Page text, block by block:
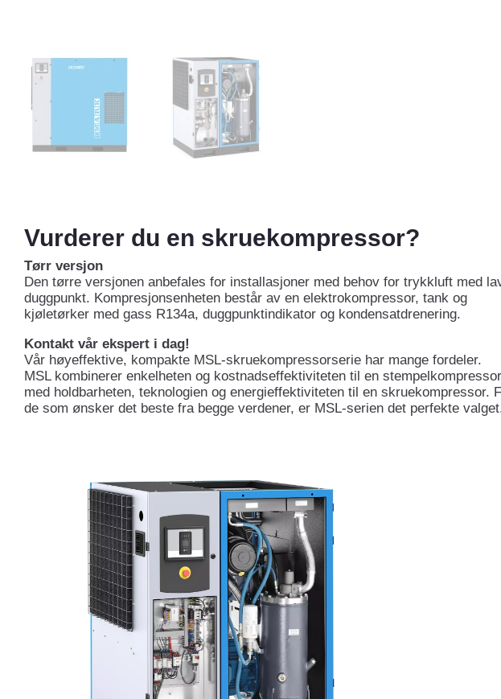
Vurderer du en skruekompressor?
Tørr versjon
Den tørre versjonen anbefales for installasjoner med behov for trykkluft med
duggpunkt. Kompresjonsenheten består av en elektrokompressor, tank og
kjøletørker med gass R134a, duggpunktindikator og kondensatdrenering.
Kontakt vår ekspert i dag!
Vår høyeffektive, kompakte MSL-skruekompressorserie har mange fordeler.
MSL kombinerer enkelheten og kostnadseffektiviteten til en stempelkompressor
med holdbarheten, teknologien og energieffektiviteten til en skruekompressor.
de som ønsker det beste fra begge verdener, er MSL-serien det perfekte